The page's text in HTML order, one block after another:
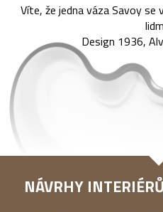
Víte, že jedna váza Savoy se
Design 1936,
NÁVRHY